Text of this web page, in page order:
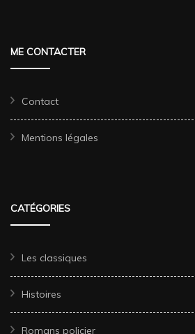
ME CONTACTER
Contact
Mentions légales
CATÉGORIES
Les classiques
Histoires
Romans policier